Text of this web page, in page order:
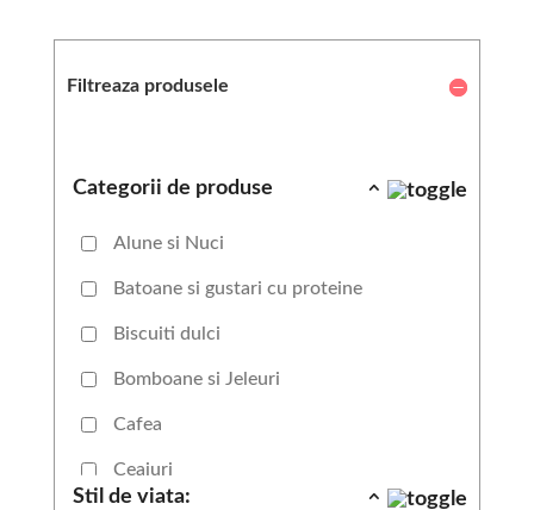
Filtreaza produsele
Categorii de produse
Alune si Nuci
Batoane si gustari cu proteine
Biscuiti dulci
Bomboane si Jeleuri
Cafea
Ceaiuri
Stil de viata: